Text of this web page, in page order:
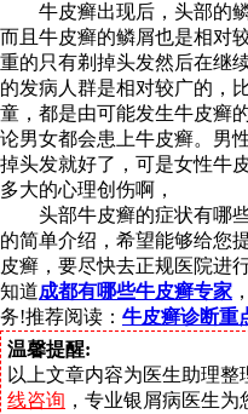
牛皮癣出现后，头部的鳞
而且牛皮癣的鳞屑也是相对
重的只有剃掉头发然后在继
的发病人群是相对较广的，
童，都是由可能发生牛皮癣
论男女都会患上牛皮癣。男
掉头发就好了，可是女性牛
多大的心理创伤啊，
头部牛皮癣的症状有哪些
的简单介绍，希望能够给您
皮癣，要尽快去正规医院进
知道成都有哪些牛皮癣专家
务!推荐阅读： 牛皮癣诊断重
温馨提醒:
以上文章内容为医生助理
线咨询 ，专业银屑病医生